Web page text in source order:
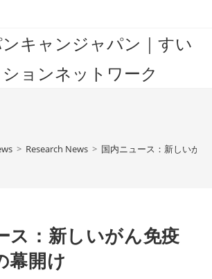
キャンジャパン｜すい
ョンネットワーク
> Research News > 国内ニュース：新しいが
ス：新しいがん免疫
幕開け